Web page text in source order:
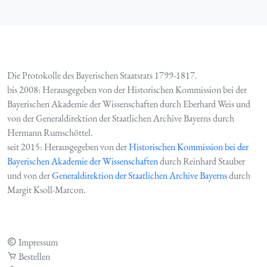
Die Protokolle des Bayerischen Staatsrats 1799-1817.
bis 2008: Herausgegeben von der Historischen Kommission bei der
Bayerischen Akademie der Wissenschaften durch Eberhard Weis und
von der Generaldirektion der Staatlichen Archive Bayerns durch
Hermann Rumschöttel.
seit 2015: Herausgegeben von derHistorischen Kommission bei der
Bayerischen Akademie der Wissenschaftendurch Reinhard Stauber
und von derGeneraldirektion der Staatlichen Archive Bayernsdurch
Margit Ksoll-Marcon.
Impressum
Bestellen